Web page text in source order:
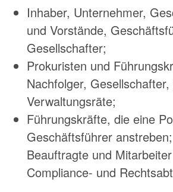
Inhaber, Unternehmer,
und Vorstände,
Gesellschafter;
Prokuristen und
Nachfolger,
Verwaltungsräte;
Führungskräfte, die eine
Geschäftsführer
Beauftragte und
Compliance- und